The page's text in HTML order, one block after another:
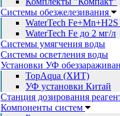
Системы обезжелезивания
WaterTech
WaterTech Fe до 2 мг/л
Системы умягчения воды
Системы осветления воды
Установки УФ
TopAqua (ХИТ)
УФ установки Китай
Станция дозирования
Компоненты систем